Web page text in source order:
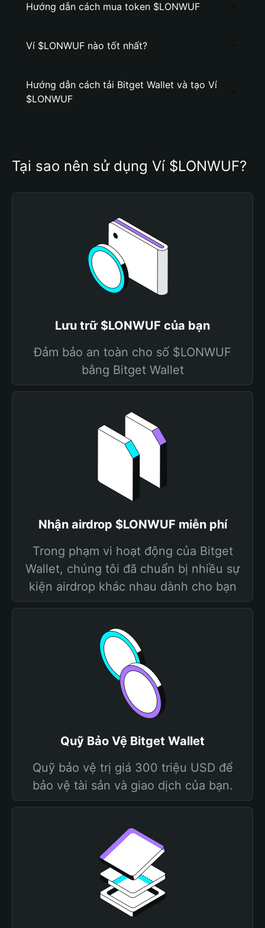
Hướng dẫn cách mua token $LONWUF
Ví $LONWUF nào tốt nhất?
Hướng dẫn cách tải Bitget Wallet và tạo Ví
$LONWUF
Tại sao nên sử dụng Ví $LONWUF?
Lưu trữ $LONWUF của bạn
Đảm bảo an toàn cho số $LONWUF
bằng Bitget Wallet
Nhận airdrop $LONWUF miễn phí
Trong phạm vi hoạt động của Bitget
Wallet, chúng tôi đã chuẩn bị nhiều sự
kiện airdrop khác nhau dành cho bạn
Quỹ Bảo Vệ Bitget Wallet
Quỹ bảo vệ trị giá 300 triệu USD để
bảo vệ tài sản và giao dịch của bạn.